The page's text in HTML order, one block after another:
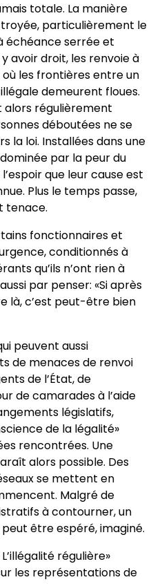
totale. La manière
particulièrement le
échéance serrée et
avoir droit, les renvoie à
les frontières entre un
demeurent floues.
alors régulièrement
déboutées ne se
la loi. Installées dans une
par la peur du
que leur cause est
Plus le temps passe,
tenace.
fonctionnaires et
conditionnés à
qu’ils n’ont rien à
par penser: «Si après
là, c’est peut-être bien
peuvent aussi
de menaces de renvoi
de l’État, de
de camarades à l’aide
législatifs,
de la légalité»
rencontrées. Une
alors possible. Des
se mettent en
Malgré de
à contourner, un
être espéré, imaginé.
régulière»
les représentations de